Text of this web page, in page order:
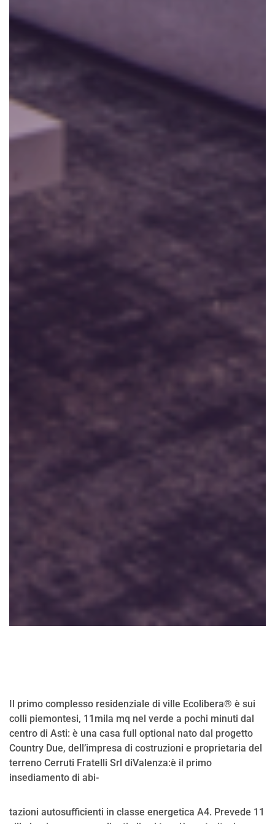
Il primo complesso residenziale di ville Ecolibera® è sui
colli piemontesi, 11mila mq nel verde a pochi minuti dal
centro di Asti: è una casa full optional nato dal progetto
Country Due, dell’impresa di costruzioni e proprietaria del
terreno Cerruti Fratelli Srl diValenza:è il primo
insediamento di abi-
tazioni autosufficienti in classe energetica A4. Prevede 11